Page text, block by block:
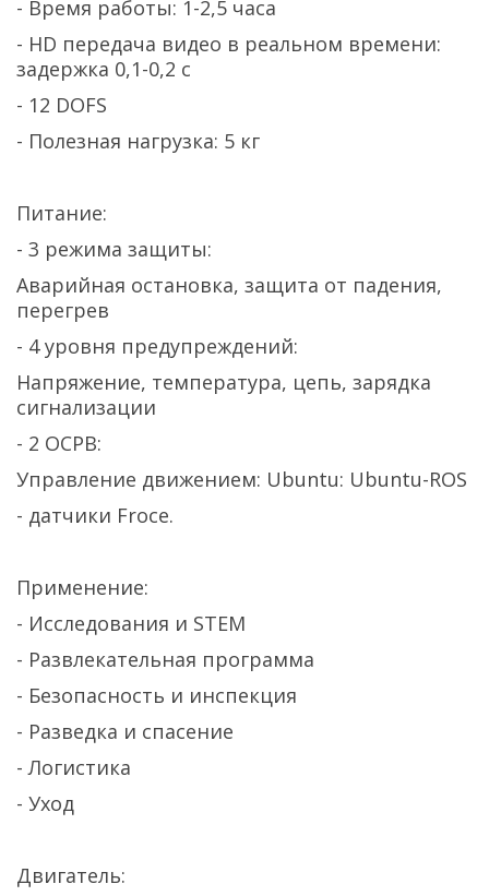
- Время работы: 1-2,5 часа
- HD передача видео в реальном времени:
задержка 0,1-0,2 с
- 12 DOFS
- Полезная нагрузка: 5 кг
Питание:
- 3 режима защиты:
Аварийная остановка, защита от падения,
перегрев
- 4 уровня предупреждений:
Напряжение, температура, цепь, зарядка
сигнализации
- 2 ОСРВ:
Управление движением: Ubuntu: Ubuntu-ROS
- датчики Froce.
Применение:
- Исследования и STEM
- Развлекательная программа
- Безопасность и инспекция
- Разведка и спасение
- Логистика
- Уход
Двигатель: